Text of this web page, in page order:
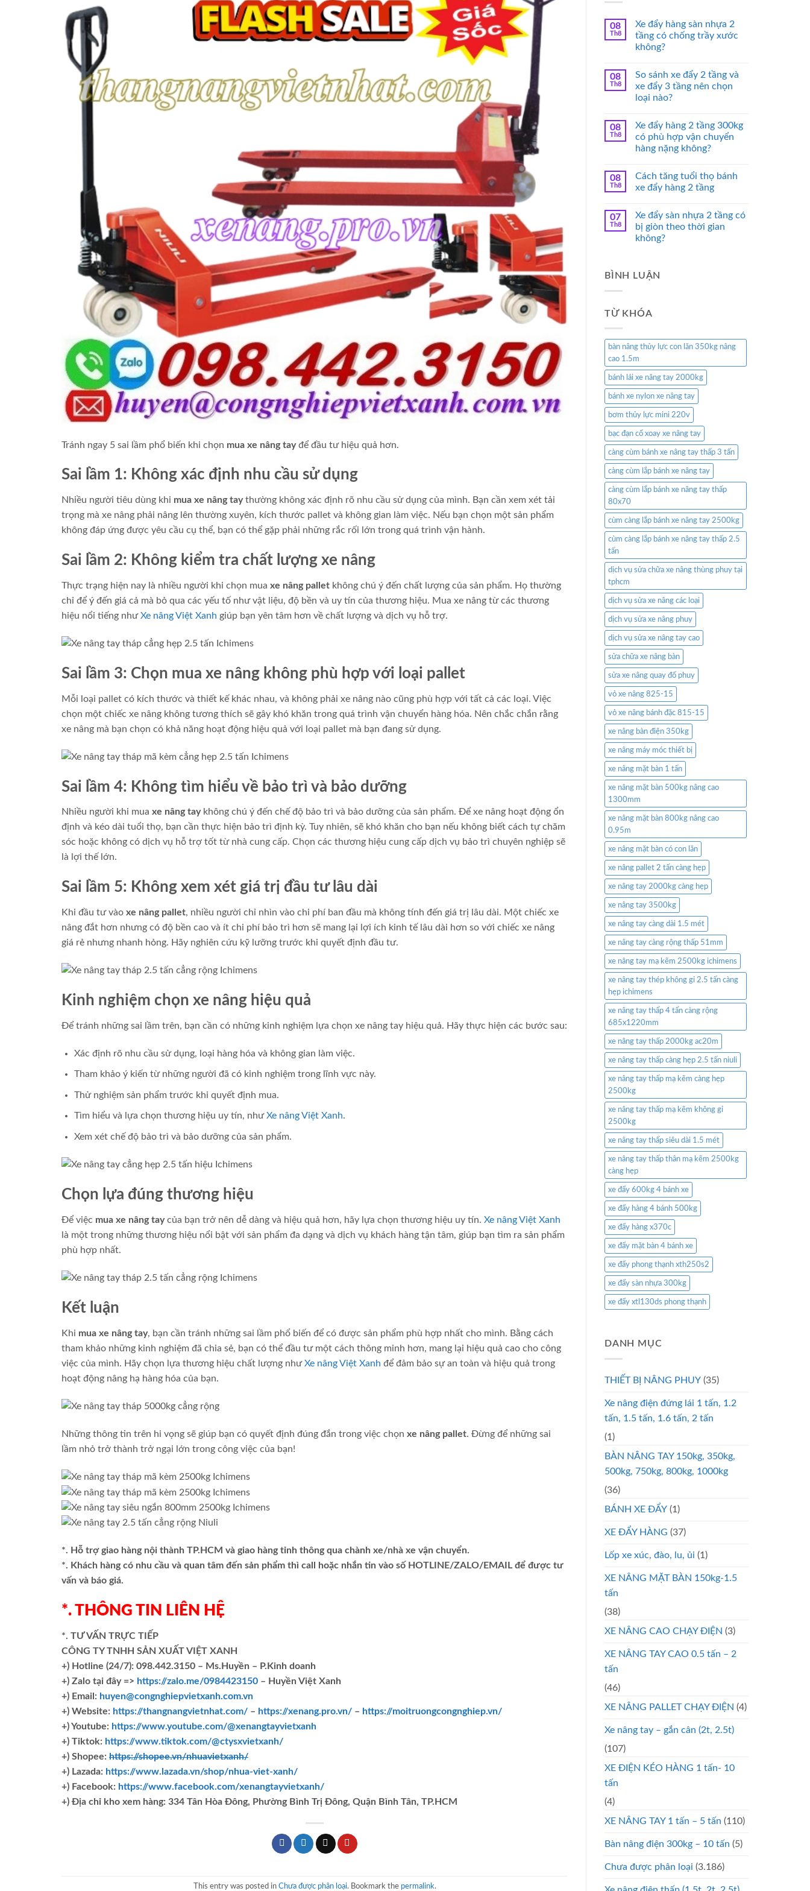
Tránh ngay 5 sai lầm phổ biến khi chọn mua xe nâng tayđể đầu tư hiệu quả hơn.
Sai lầm 1: Không xác định nhu cầu sử dụng
Nhiều người tiêu dùng khi mua xe nâng taythường không xác định rõ nhu cầu sử dụng của mình. Bạn cần xem xét tải
trọng mà xe nâng phải nâng lên thường xuyên, kích thước pallet và không gian làm việc. Nếu bạn chọn một sản phẩm
không đáp ứng được yêu cầu cụ thể, bạn có thể gặp phải những rắc rối lớn trong quá trình vận hành.
Sai lầm 2: Không kiểm tra chất lượng xe nâng
Thực trạng hiện nay là nhiều người khi chọn mua xe nâng pallet không chú ý đến chất lượng của sản phẩm. Họ thường
chỉ để ý đến giá cả mà bỏ qua các yếu tố như vật liệu, độ bền và uy tín của thương hiệu. Mua xe nâng từ các thương
hiệu nổi tiếng nhưXe nâng Việt Xanh giúp bạn yên tâm hơn về chất lượng và dịch vụ hỗ trợ.
Sai lầm 3: Chọn mua xe nâng không phù hợp với loại pallet
Mỗi loại pallet có kích thước và thiết kế khác nhau, và không phải xe nâng nào cũng phù hợp với tất cả các loại. Việc
chọn một chiếc xe nâng không tương thích sẽ gây khó khăn trong quá trình vận chuyển hàng hóa. Nên chắc chắn rằng
xe nâng mà bạn chọn có khả năng hoạt động hiệu quả với loại pallet mà bạn đang sử dụng.
Sai lầm 4: Không tìm hiểu về bảo trì và bảo dưỡng
Nhiều người khi mua xe nâng taykhông chú ý đến chế độ bảo trì và bảo dưỡng của sản phẩm. Để xe nâng hoạt động ổn
định và kéo dài tuổi thọ, bạn cần thực hiện bảo trì định kỳ. Tuy nhiên, sẽ khó khăn cho bạn nếu không biết cách tự chăm
sóc hoặc không có dịch vụ hỗ trợ tốt từ nhà cung cấp. Chọn các thương hiệu cung cấp dịch vụ bảo trì chuyên nghiệp sẽ
là lợi thế lớn.
Sai lầm 5: Không xem xét giá trị đầu tư lâu dài
Khi đầu tư vào xe nâng pallet, nhiều người chỉ nhìn vào chi phí ban đầu mà không tính đến giá trị lâu dài. Một chiếc xe
nâng đắt hơn nhưng có độ bền cao và ít chi phí bảo trì hơn sẽ mang lại lợi ích kinh tế lâu dài hơn so với chiếc xe nâng
giá rẻ nhưng nhanh hỏng. Hãy nghiên cứu kỹ lưỡng trước khi quyết định đầu tư.
Kinh nghiệm chọn xe nâng hiệu quả
Để tránh những sai lầm trên, bạn cần có những kinh nghiệm lựa chọn xe nâng tay hiệu quả. Hãy thực hiện các bước sau:
Xác định rõ nhu cầu sử dụng, loại hàng hóa và không gian làm việc.
Tham khảo ý kiến từ những người đã có kinh nghiệm trong lĩnh vực này.
Thử nghiệm sản phẩm trước khi quyết định mua.
Tìm hiểu và lựa chọn thương hiệu uy tín, nhưXe nâng Việt Xanh.
Xem xét chế độ bảo trì và bảo dưỡng của sản phẩm.
Chọn lựa đúng thương hiệu
Để việc mua xe nâng taycủa bạn trở nên dễ dàng và hiệu quả hơn, hãy lựa chọn thương hiệu uy tín. Xe nâng Việt Xanh
là một trong những thương hiệu nổi bật với sản phẩm đa dạng và dịch vụ khách hàng tận tâm, giúp bạn tìm ra sản phẩm
phù hợp nhất.
Kết luận
Khi mua xe nâng tay, bạn cần tránh những sai lầm phổ biến để có được sản phẩm phù hợp nhất cho mình. Bằng cách
tham khảo những kinh nghiệm đã chia sẻ, bạn có thể đầu tư một cách thông minh hơn, mang lại hiệu quả cao cho công
việc của mình. Hãy chọn lựa thương hiệu chất lượng nhưXe nâng Việt Xanh để đảm bảo sự an toàn và hiệu quả trong
hoạt động nâng hạ hàng hóa của bạn.
Những thông tin trên hi vọng sẽ giúp bạn có quyết định đúng đắn trong việc chọn xe nâng pallet. Đừng để những sai
lầm nhỏ trở thành trở ngại lớn trong công việc của bạn!
*. Hỗ trợ giao hàng nội thành TP.HCM và giao hàng tỉnh thông qua chành xe/nhà xe vận chuyển.
*. Khách hàng có nhu cầu và quan tâm đến sản phẩm thì call hoặc nhắn tin vào số HOTLINE/ZALO/EMAIL để được tư
vấn và báo giá.
*. THÔNG TIN LIÊN HỆ
*. TƯ VẤN TRỰC TIẾP
CÔNG TY TNHH SẢN XUẤT VIỆT XANH
+) Hotline (24/7): 098.442.3150 – Ms.Huyền – P.Kinh doanh
+) Zalo tại đây => https://zalo.me/0984423150 – Huyền Việt Xanh
+) Email: huyen@congnghiepvietxanh.com.vn
+) Website: https://thangnangvietnhat.com/ – https://xenang.pro.vn/ – https://moitruongcongnghiep.vn/
+) Youtube: https://www.youtube.com/@xenangtayvietxanh
+) Tiktok: https://www.tiktok.com/@ctysxvietxanh/
+) Shopee: https://shopee.vn/nhuavietxanh/
+) Lazada: https://www.lazada.vn/shop/nhua-viet-xanh/
+) Facebook: https://www.facebook.com/xenangtayvietxanh/
+) Địa chỉ kho xem hàng: 334 Tân Hòa Đông, Phường Bình Trị Đông, Quận Bình Tân, TP.HCM
This entry was posted in Chưa được phân loại. Bookmark the permalink.
08
Th8
Xe đẩy hàng sàn nhựa 2
tầng có chống trầy xước
không?
08
Th8
So sánh xe đẩy 2 tầng và
xe đẩy 3 tầng nên chọn
loại nào?
08
Th8
Xe đẩy hàng 2 tầng 300kg
có phù hợp vận chuyển
hàng nặng không?
08
Th8
Cách tăng tuổi thọ bánh
xe đẩy hàng 2 tầng
07
Th8
Xe đẩy sàn nhựa 2 tầng có
bị giòn theo thời gian
không?
BÌNH LUẬN
TỪ KHÓA
bàn nâng thủy lực con lăn 350kg nâng
cao 1.5m
bánh lái xe nâng tay 2000kg
bánh xe nylon xe nâng tay
bơm thủy lực mini 220v
bạc đạn cổ xoay xe nâng tay
càng cùm bánh xe nâng tay thấp 3 tấn
càng cùm lắp bánh xe nâng tay
càng cùm lắp bánh xe nâng tay thấp
80x70
cùm càng lắp bánh xe nâng tay 2500kg
cùm càng lắp bánh xe nâng tay thấp 2.5
tấn
dịch vụ sửa chữa xe nâng thùng phuy tại
tphcm
dịch vụ sửa xe nâng các loại
dịch vụ sửa xe nâng phuy
dịch vụ sửa xe nâng tay cao
sửa chữa xe nâng bàn
sửa xe nâng quay đổ phuy
vỏ xe nâng 825-15
vỏ xe nâng bánh đặc 815-15
xe nâng bàn điện 350kg
xe nâng máy móc thiết bị
xe nâng mặt bàn 1 tấn
xe nâng mặt bàn 500kg nâng cao
1300mm
xe nâng mặt bàn 800kg nâng cao
0.95m
xe nâng mặt bàn có con lăn
xe nâng pallet 2 tấn càng hẹp
xe nâng tay 2000kg càng hẹp
xe nâng tay 3500kg
xe nâng tay càng dài 1.5 mét
xe nâng tay càng rộng thấp 51mm
xe nâng tay mạ kẽm 2500kg ichimens
xe nâng tay thép không gỉ 2.5 tấn càng
hẹp ichimens
xe nâng tay thấp 4 tấn càng rộng
685x1220mm
xe nâng tay thấp 2000kg ac20m
xe nâng tay thấp càng hẹp 2.5 tấn niuli
xe nâng tay thấp mạ kẽm càng hẹp
2500kg
xe nâng tay thấp mạ kẽm không gỉ
2500kg
xe nâng tay thấp siêu dài 1.5 mét
xe nâng tay thấp thân mạ kẽm 2500kg
càng hẹp
xe đẩy 600kg 4 bánh xe
xe đẩy hàng 4 bánh 500kg
xe đẩy hàng x370c
xe đẩy mặt bàn 4 bánh xe
xe đẩy phong thạnh xth250s2
xe đẩy sàn nhựa 300kg
xe đẩy xtl130ds phong thạnh
DANH MỤC
THIẾT BỊ NÂNG PHUY (35)
Xe nâng điện đứng lái 1 tấn, 1.2
tấn, 1.5 tấn, 1.6 tấn, 2 tấn
(1)
BÀN NÂNG TAY 150kg, 350kg,
500kg, 750kg, 800kg, 1000kg
(36)
BÁNH XE ĐẨY (1)
XE ĐẨY HÀNG (37)
Lốp xe xúc, đào, lu, ủi (1)
XE NÂNG MẶT BÀN 150kg-1.5
tấn
(38)
XE NÂNG CAO CHẠY ĐIỆN (3)
XE NÂNG TAY CAO 0.5 tấn – 2
tấn
(46)
XE NÂNG PALLET CHẠY ĐIỆN (4)
Xe nâng tay – gắn cân (2t, 2.5t)
(107)
XE ĐIỆN KÉO HÀNG 1 tấn- 10
tấn
(4)
XE NÂNG TAY 1 tấn – 5 tấn (110)
Bàn nâng điện 300kg – 10 tấn (5)
Chưa được phân loại (3.186)